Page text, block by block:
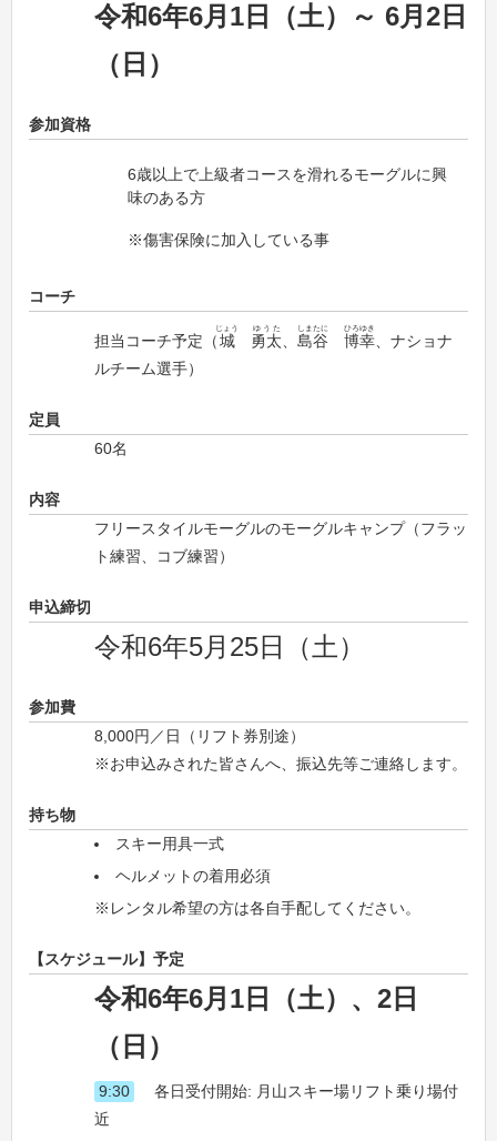
令和6年6月1日（土）～ 6月2日
（日）
参加資格
6歳以上で上級者コースを滑れるモーグルに興
味のある方
※傷害保険に加入している事
コーチ
担当コーチ予定（城
じょう
勇太
ゆうた
、島谷
しまたに
博幸
ひろゆき
、ナショナ
ルチーム選手）
定員
60名
内容
フリースタイルモーグルのモーグルキャンプ（フラッ
ト練習、コブ練習）
申込締切
令和6年5月25日（土）
参加費
8,000円／日（リフト券別途）
※お申込みされた皆さんへ、振込先等ご連絡します。
持ち物
スキー用具一式
ヘルメットの着用必須
※レンタル希望の方は各自手配してください。
【スケジュール】予定
令和6年6月1日（土）、2日
（日）
9:30
各日受付開始: 月山スキー場リフト乗り場付
近